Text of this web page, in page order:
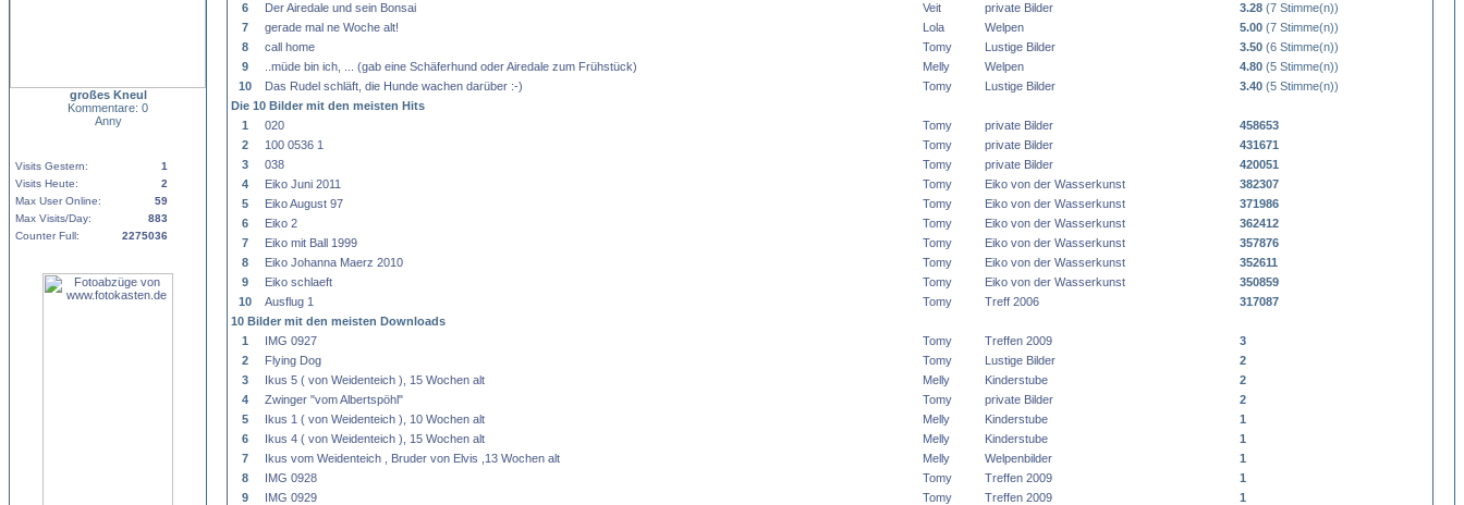
großes Kneul
Kommentare: 0
Anny
Visits Gestern:
1
Visits Heute:
2
Max User Online:
59
Max Visits/Day:
883
Counter Full:
2275036
6
Der Airedale und sein Bonsai Veit private Bilder 3.28 (7 Stimme(n))
7
gerade mal ne Woche alt! Lola Welpen 5.00 (7 Stimme(n))
8
call home Tomy Lustige Bilder 3.50 (6 Stimme(n))
9
..müde bin ich, ... (gab eine Schäferhund oder Airedale zum Frühstück) Melly Welpen 4.80 (5 Stimme(n))
10
Das Rudel schläft, die Hunde wachen darüber :-) Tomy Lustige Bilder 3.40 (5 Stimme(n))
Die 10 Bilder mit den meisten Hits
1
020 Tomy private Bilder
458653
2
100 0536 1 Tomy private Bilder
431671
3
038 Tomy private Bilder
420051
4
Eiko Juni 2011 Tomy Eiko von der Wasserkunst
382307
5
Eiko August 97 Tomy Eiko von der Wasserkunst
371986
6
Eiko 2 Tomy Eiko von der Wasserkunst
362412
7
Eiko mit Ball 1999 Tomy Eiko von der Wasserkunst
357876
8
Eiko Johanna Maerz 2010 Tomy Eiko von der Wasserkunst
352611
9
Eiko schlaeft Tomy Eiko von der Wasserkunst
350859
10
Ausflug 1 Tomy Treff 2006
317087
10 Bilder mit den meisten Downloads
1
IMG 0927 Tomy Treffen 2009
3
2
Flying Dog Tomy Lustige Bilder
2
3
Ikus 5 ( von Weidenteich ), 15 Wochen alt Melly Kinderstube
2
4
Zwinger "vom Albertspöhl" Tomy private Bilder
2
5
Ikus 1 ( von Weidenteich ), 10 Wochen alt Melly Kinderstube
1
6
Ikus 4 ( von Weidenteich ), 15 Wochen alt Melly Kinderstube
1
7
Ikus vom Weidenteich , Bruder von Elvis ,13 Wochen alt Melly Welpenbilder
1
8
IMG 0928 Tomy Treffen 2009
1
9
IMG 0929 Tomy Treffen 2009
1